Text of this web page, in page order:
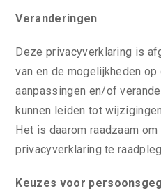
Veranderingen
Deze privacyverklaring is
van en de mogelijkheden
aanpassingen en/of
kunnen leiden tot
Het is daarom raadzaam
privacyverklaring te
Keuzes voor